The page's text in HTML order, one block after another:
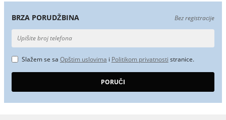
BRZA PORUDŽBINA Bez registracije
Slažem se sa Opštim uslovima i Politikom privatnosti stranice.